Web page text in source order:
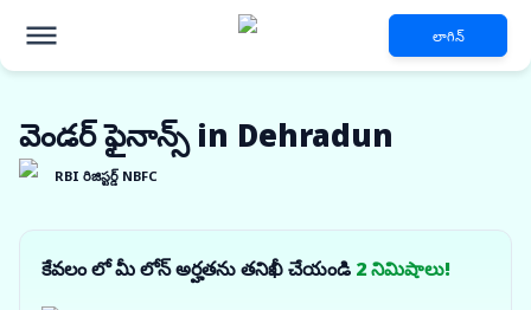
లాగిన్
వెండర్ ఫైనాన్స్ in Dehradun
RBI రిజిస్టర్డ్ NBFC
కేవలం లో మీ లోన్ అర్హతను తనిఖీ చేయండి 2 నిమిషాలు!